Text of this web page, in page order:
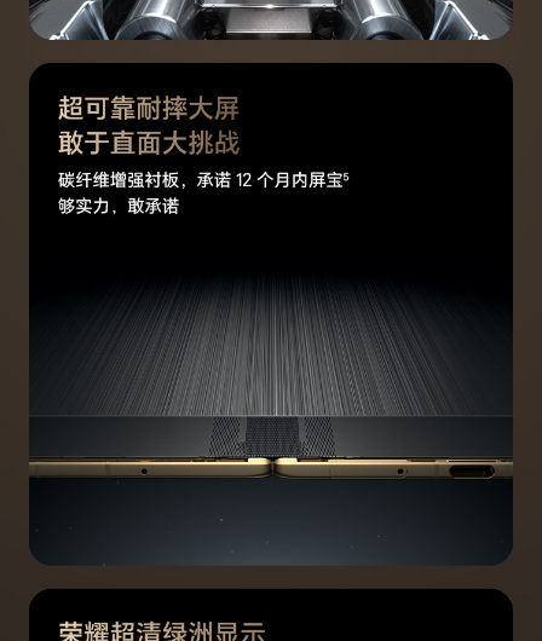
2G网络制式
主卡/副卡：移动2G（GSM）/联通2G（GSM）
通信芯片
支持，荣耀自研射频增强芯片C1+
网络功能
双WLAN下载、环球行、智慧选网、Link Turbo
X网络加速(备注:*双WLAN下载功能，在Wi-Fi限
速场景下，会根据实际连接网络状态和使用业务智
能启动，根据现场网络条件等差异，实际体验可能
有所不同，请以实际使用情况为准。)
接口
据线（非标配，需另行购买）使用。 **标配数据
线支持USB 2.0。)
USB Type-C(备注:*仅支持 Type-C 数字耳机。)
充电接口类型
Type-C
WLAN
支持
WLAN 协议
支持Wi-Fi 7（802.11 be），Wi-Fi 6 （802.11 a
x）和 802.11 a/b/g/n/ac 支持2x2 MIMO，ML
O，4096 QAM，160MHz，MU-MIMO，2.4G&
5G双路并发(备注:*需要搭配相应的Wi-Fi7路由器
使用。)